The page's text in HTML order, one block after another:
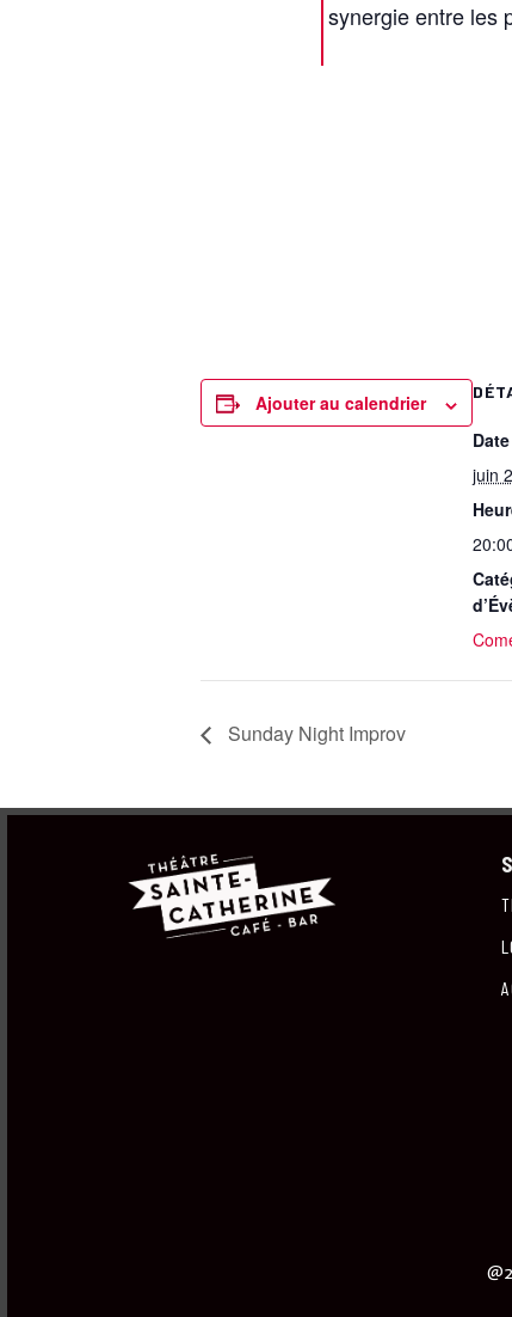
synergie entre les
Ajouter au calendrier
juin
Sunday Night Improv